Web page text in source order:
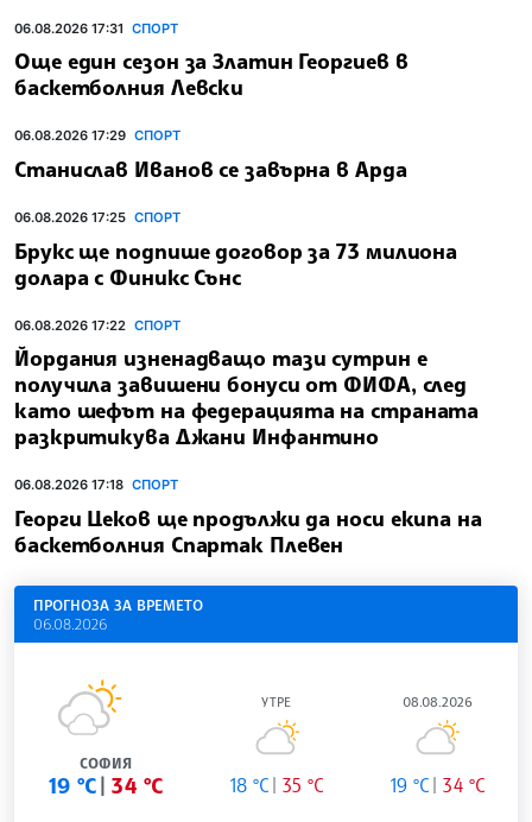
06.08.2026 17:31 СПОРТ
Още един сезон за Златин Георгиев в
баскетболния Левски
06.08.2026 17:29 СПОРТ
Станислав Иванов се завърна в Арда
06.08.2026 17:25 СПОРТ
Брукс ще подпише договор за 73 милиона
долара с Финикс Сънс
06.08.2026 17:22 СПОРТ
Йордания изненадващо тази сутрин е
получила завишени бонуси от ФИФА, след
като шефът на федерацията на страната
разкритикува Джани Инфантино
06.08.2026 17:18 СПОРТ
Георги Цеков ще продължи да носи екипа на
баскетболния Спартак Плевен
ПРОГНОЗА ЗА ВРЕМЕТО
06.08.2026
СОФИЯ
19 °C 34 °C
УТРЕ
18 °C 35 °C
08.08.2026
19 °C 34 °C